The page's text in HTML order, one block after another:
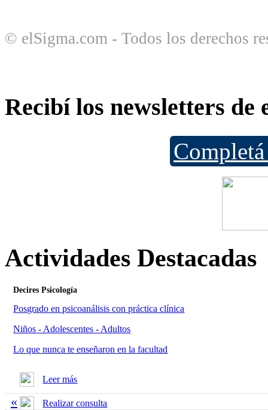
© elSigma.com - Todos los derechos
Recibí los newsletters de
Actividades Destacadas
Decires Psicología
Posgrado en psicoanálisis con práctica clínica
Niños - Adolescentes - Adultos
Lo que nunca te enseñaron en la facultad
Leer más
Realizar consulta
«